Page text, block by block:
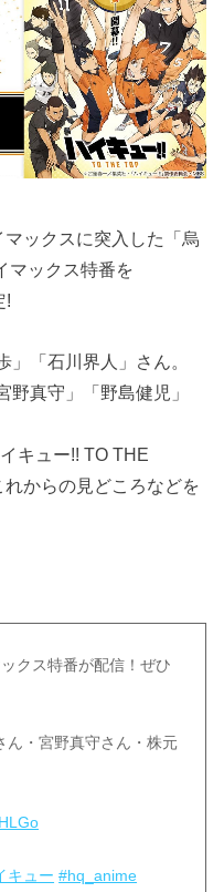
ックスに突入した「烏
マックス特番を
!
「石川界人」さん。
真守」「野島健児」
キュー!! TO THE
からの見どころなどを
クス特番が配信！ぜひ
ん・宮野真守さん・株元
キュー #hq_anime